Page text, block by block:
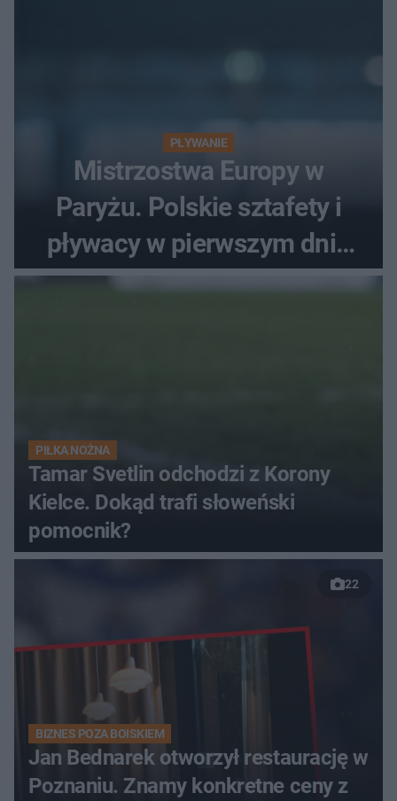
PŁYWANIE
Mistrzostwa Europy w
Paryżu. Polskie sztafety i
pływacy w pierwszym dniu
finałów
PIŁKA NOŻNA
Tamar Svetlin odchodzi z Korony
Kielce. Dokąd trafi słoweński
pomocnik?
22
BIZNES POZA BOISKIEM
Jan Bednarek otworzył restaurację w
Poznaniu. Znamy konkretne ceny z